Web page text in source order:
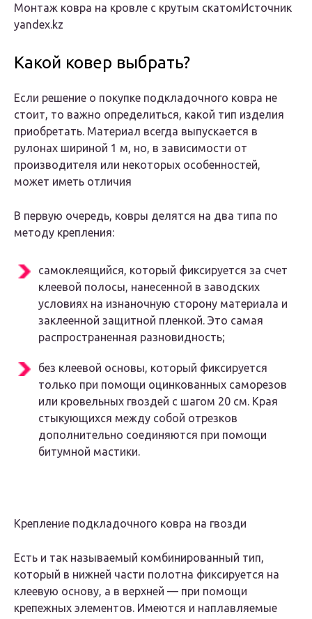
Монтаж ковра на кровле с крутым скатомИсточник
yandex.kz
Какой ковер выбрать?
Если решение о покупке подкладочного ковра не
стоит, то важно определиться, какой тип изделия
приобретать. Материал всегда выпускается в
рулонах шириной 1 м, но, в зависимости от
производителя или некоторых особенностей,
может иметь отличия
В первую очередь, ковры делятся на два типа по
методу крепления:
самоклеящийся, который фиксируется за счет
клеевой полосы, нанесенной в заводских
условиях на изнаночную сторону материала и
заклеенной защитной пленкой. Это самая
распространенная разновидность;
без клеевой основы, который фиксируется
только при помощи оцинкованных саморезов
или кровельных гвоздей с шагом 20 см. Края
стыкующихся между собой отрезков
дополнительно соединяются при помощи
битумной мастики.
Крепление подкладочного ковра на гвозди
Есть и так называемый комбинированный тип,
который в нижней части полотна фиксируется на
клеевую основу, а в верхней — при помощи
крепежных элементов. Имеются и наплавляемые